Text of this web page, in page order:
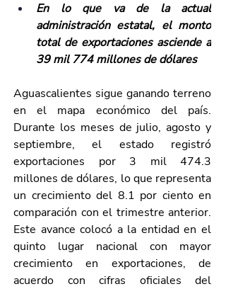
En lo que va de la actual
administración estatal, el monto
total de exportaciones asciende a
39 mil 774 millones de dólares
Aguascalientes sigue ganando terreno
en el mapa económico del país.
Durante los meses de julio, agosto y
septiembre, el estado registró
exportaciones por 3 mil 474.3
millones de dólares, lo que representa
un crecimiento del 8.1 por ciento en
comparación con el trimestre anterior.
Este avance colocó a la entidad en el
quinto lugar nacional con mayor
crecimiento en exportaciones, de
acuerdo con cifras oficiales del